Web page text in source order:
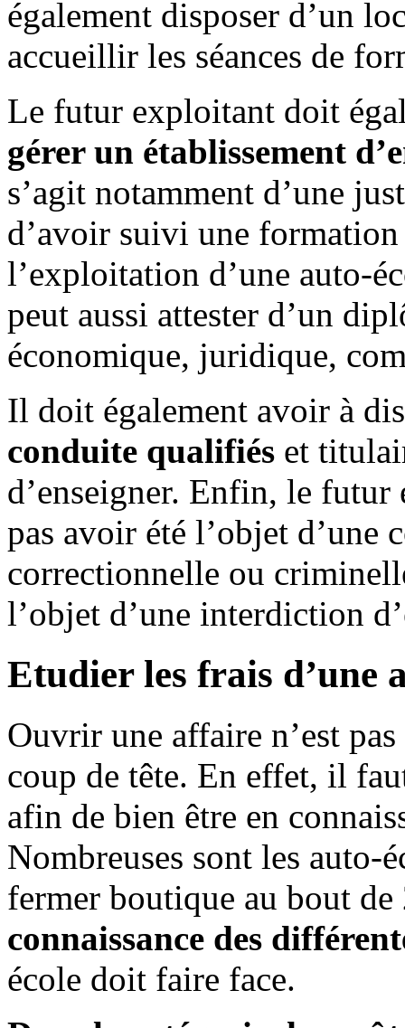
également disposer d’un
accueillir les séances de
Le futur exploitant doit
gérer un établissement
s’agit notamment d’une
d’avoir suivi une
l’exploitation d’une auto-
peut aussi attester d’un
économique, juridique,
Il doit également avoir à
conduite qualifiés et
d’enseigner. Enfin, le
pas avoir été l’objet d’une
correctionnelle ou
l’objet d’une interdiction
Etudier les frais d’une
Ouvrir une affaire n’est
coup de tête. En effet, il
afin de bien être en
Nombreuses sont les auto-
fermer boutique au bout
connaissance des
école doit faire face.